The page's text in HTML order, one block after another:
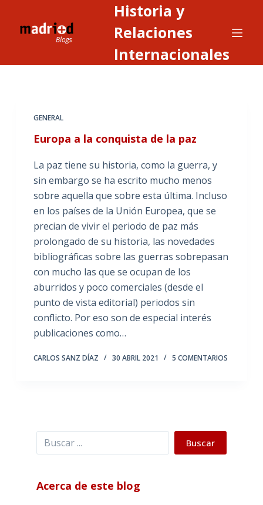
Historia y
Relaciones
Internacionales
GENERAL
Europa a la conquista de la paz
La paz tiene su historia, como la guerra, y
sin embargo se ha escrito mucho menos
sobre aquella que sobre esta última. Incluso
en los países de la Unión Europea, que se
precian de vivir el periodo de paz más
prolongado de su historia, las novedades
bibliográficas sobre las guerras sobrepasan
con mucho las que se ocupan de los
aburridos y poco comerciales (desde el
punto de vista editorial) periodos sin
conflicto. Por eso son de especial interés
publicaciones como…
CARLOS SANZ DÍAZ 30 ABRIL 2021 5 COMENTARIOS
Buscar Buscar
Acerca de este blog